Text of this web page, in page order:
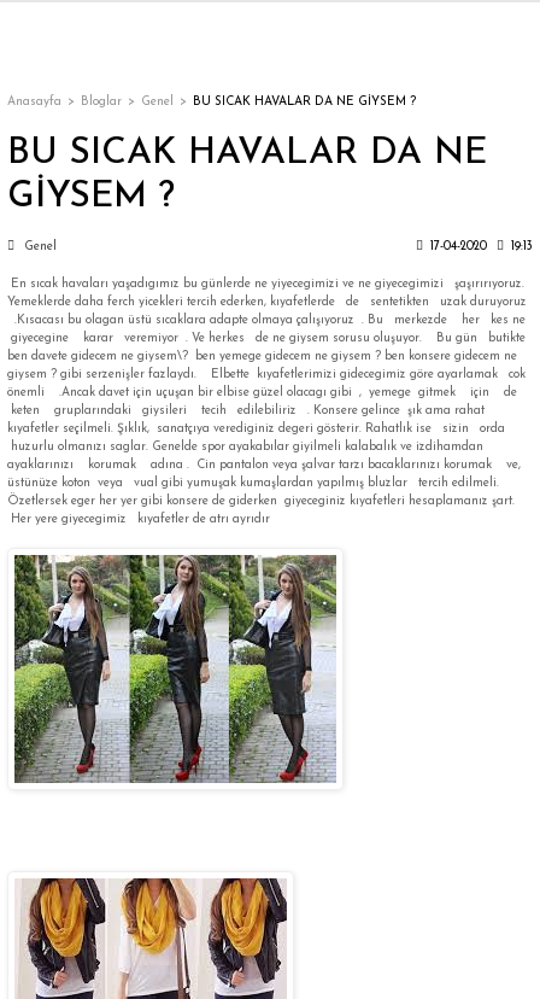
Trençkot
Trençkot
Trençkot
Trençkot
Anasayfa Bloglar Genel BU SICAK HAVALAR DA NE GİYSEM ?
BU SICAK HAVALAR DA NE
GİYSEM ?
Genel 17-04-2020 19:13
En sıcak havaları yaşadıgımız bu günlerde ne yiyecegimizi ve ne giyecegimizi şaşırırıyoruz.
Yemeklerde daha ferch yicekleri tercih ederken, kıyafetlerde de sentetikten uzak duruyoruz
.Kısacası bu olagan üstü sıcaklara adapte olmaya çalışıyoruz . Bu merkezde her kes ne
giyecegine karar veremiyor . Ve herkes de ne giysem sorusu oluşuyor. Bu gün butikte
ben davete gidecem ne giysem\? ben yemege gidecem ne giysem ? ben konsere gidecem ne
giysem ? gibi serzenişler fazlaydı. Elbette kıyafetlerimizi gidecegimiz göre ayarlamak cok
önemli .Ancak davet için uçuşan bir elbise güzel olacagı gibi , yemege gitmek için de
keten gruplarındaki giysileri tecih edilebiliriz . Konsere gelince şık ama rahat
kıyafetler seçilmeli. Şıklık, sanatçıya verediginiz degeri gösterir. Rahatlık ise sizin orda
huzurlu olmanızı saglar. Genelde spor ayakabılar giyilmeli kalabalık ve izdihamdan
ayaklarınızı korumak adına . Cin pantalon veya şalvar tarzı bacaklarınızı korumak ve,
üstünüze koton veya vual gibi yumuşak kumaşlardan yapılmış bluzlar tercih edilmeli.
Özetlersek eger her yer gibi konsere de giderken giyeceginiz kıyafetleri hesaplamanız şart.
Her yere giyecegimiz kıyafetler de atrı ayrıdır